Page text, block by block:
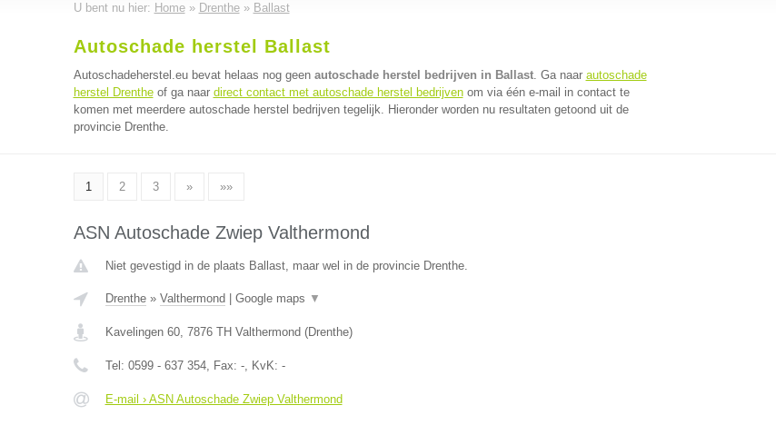
U bent nu hier: Home» Drenthe» Ballast
Autoschade herstel Ballast
Autoschadeherstel.eu bevat helaas nog geen autoschade herstel bedrijven in Ballast. Ga naar autoschade
herstel Drentheof ga naar direct contact met autoschade herstel bedrijvenom via één e-mail in contact te
komen met meerdere autoschade herstel bedrijven tegelijk. Hieronder worden nu resultaten getoond uit de
provincie Drenthe.
1 2 3 » »»
ASN Autoschade Zwiep Valthermond
Niet gevestigd in de plaats Ballast, maar wel in de provincie Drenthe.
Drenthe» Valthermond Google maps ▼
Kavelingen 60, 7876 TH Valthermond (Drenthe)
Tel: 0599 - 637 354, Fax: -, KvK: -
E-mail › ASN Autoschade Zwiep Valthermond